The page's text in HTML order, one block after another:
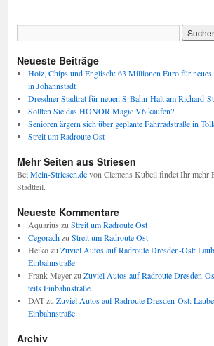
Neueste Beiträge
Holz, Chips und Englisch: 63 Millionen Euro für
in Johannstadt
Dresdner Stadtrat für neuen S-Bahn-Halt am Richard-
Sollten Sie das HONOR Magic V6 kaufen?
Senioren ärgern sich über geplante Fahrradstraße in
Streit um Radroute Ost
Mehr Seiten aus Striesen
Bei Mein-Striesen.devon Clemens Kubeil findet Ihr mehr
Stadtteil.
Neueste Kommentare
Aquarius zu Streit um Radroute Ost
Cegorachzu Streit um Radroute Ost
Heikozu Zuviel Autos auf Radroute Dresden-Ost:
Einbahnstraße
Frank Meyerzu Zuviel Autos auf Radroute Dresden-
teils Einbahnstraße
DATzu Zuviel Autos auf Radroute Dresden-Ost:
Einbahnstraße
Archiv